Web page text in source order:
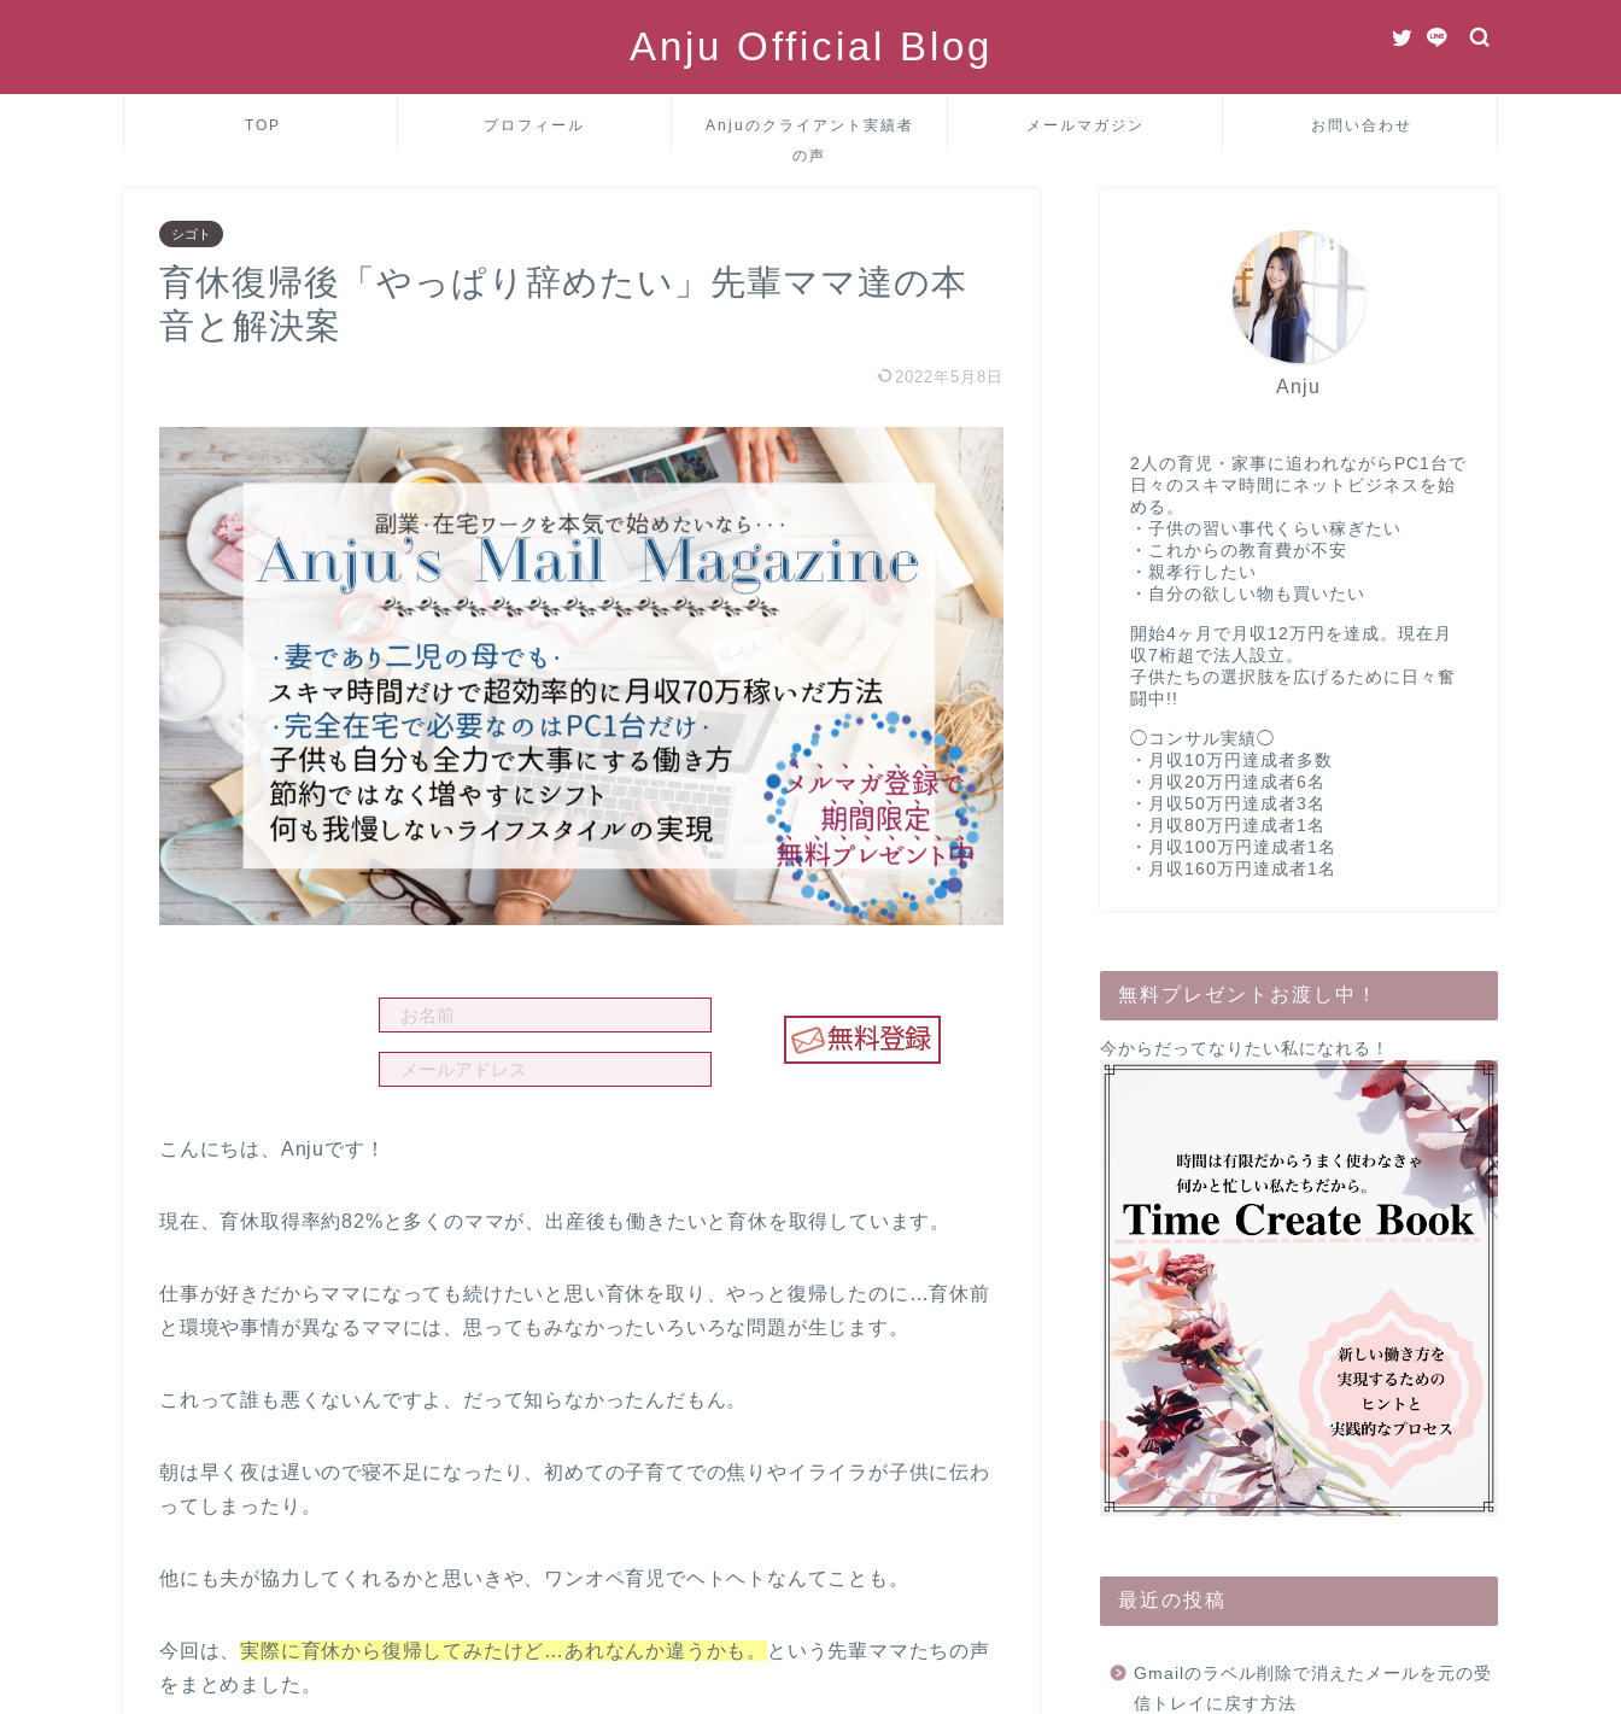
Anju Official Blog
TOP プロフィール
Anjuのクライアント実績者
の声
メールマガジン お問い合わせ
シゴト
育休復帰後「やっぱり辞めたい」先輩ママ達の本
音と解決案
2022年5月8日
こんにちは、Anjuです！
現在、育休取得率約82%と多くのママが、出産後も働きたいと育休を取得しています。
仕事が好きだからママになっても続けたいと思い育休を取り、やっと復帰したのに…育休前
と環境や事情が異なるママには、思ってもみなかったいろいろな問題が生じます。
これって誰も悪くないんですよ、だって知らなかったんだもん。
朝は早く夜は遅いので寝不足になったり、初めての子育てでの焦りやイライラが子供に伝わ
ってしまったり。
他にも夫が協力してくれるかと思いきや、ワンオペ育児でヘトヘトなんてことも。
今回は、実際に育休から復帰してみたけど…あれなんか違うかも。
という先輩ママたちの声
をまとめました。
Anju
2人の育児・家事に追われながらPC1台で
日々のスキマ時間にネットビジネスを始
める。
・子供の習い事代くらい稼ぎたい
・これからの教育費が不安
・親孝行したい
・自分の欲しい物も買いたい
開始4ヶ月で月収12万円を達成。現在月
収7桁超で法人設立。
子供たちの選択肢を広げるために日々奮
闘中!!
◯コンサル実績◯
・月収10万円達成者多数
・月収20万円達成者6名
・月収50万円達成者3名
・月収80万円達成者1名
・月収100万円達成者1名
・月収160万円達成者1名
無料プレゼントお渡し中！
今からだってなりたい私になれる！
最近の投稿
Gmailのラベル削除で消えたメールを元の受
信トレイに戻す方法